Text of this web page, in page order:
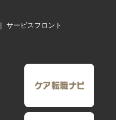
｜サービスフロント